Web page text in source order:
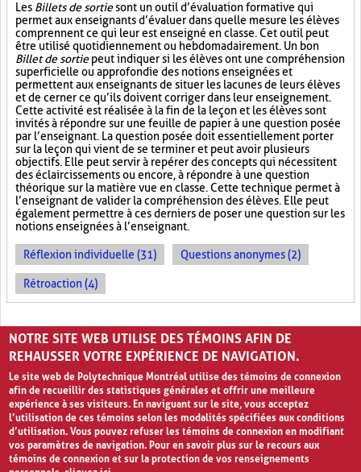
Les Billets de sortiesont un outil d’évaluation formative qui
permet aux enseignants d’évaluer dans quelle mesure les élèves
comprennent ce qui leur est enseigné en classe. Cet outil peut
être utilisé quotidiennement ou hebdomadairement. Un bon
Billet de sortiepeut indiquer si les élèves ont une compréhension
superficielle ou approfondie des notions enseignées et
permettent aux enseignants de situer les lacunes de leurs élèves
et de cerner ce qu’ils doivent corriger dans leur enseignement.
Cette activité est réalisée à la fin de la leçon et les élèves sont
invités à répondre sur une feuille de papier à une question posée
par l’enseignant. La question posée doit essentiellement porter
sur la leçon qui vient de se terminer et peut avoir plusieurs
objectifs. Elle peut servir à repérer des concepts qui nécessitent
des éclaircissements ou encore, à répondre à une question
théorique sur la matière vue en classe. Cette technique permet à
l’enseignant de valider la compréhension des élèves. Elle peut
également permettre à ces derniers de poser une question sur les
notions enseignées à l’enseignant.
Réflexion individuelle (31) Questions anonymes (2)
Rétroaction (4)
PAGES
1 2 › »
NOTRE SITE WEB UTILISE DES TÉMOINS AFIN DE
REHAUSSER VOTRE EXPÉRIENCE DE NAVIGATION.
Le site web de Polytechnique Montréal utilise des témoins de connexion
afin de recueillir des statistiques générales et offrir une meilleure
expérience à ses visiteurs. En naviguant sur le site, vous acceptez
l’utilisation de ces témoins selon les modalités spécifiées aux conditions
d’utilisation. Vous pouvez refuser les témoins de connexion en modifiant
vos paramètres de navigation. Pour en savoir plus sur le recours aux
témoins de connexion et sur la protection de vos renseignements